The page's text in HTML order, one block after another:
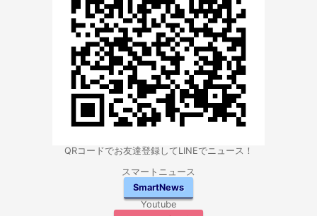
QRコードでお友達登録してLINEでニュース！
スマートニュース
SmartNews
Youtube